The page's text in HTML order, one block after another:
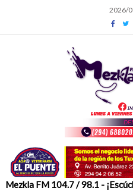
content
2026/
Mezkla FM 104.7 / 98.1 -